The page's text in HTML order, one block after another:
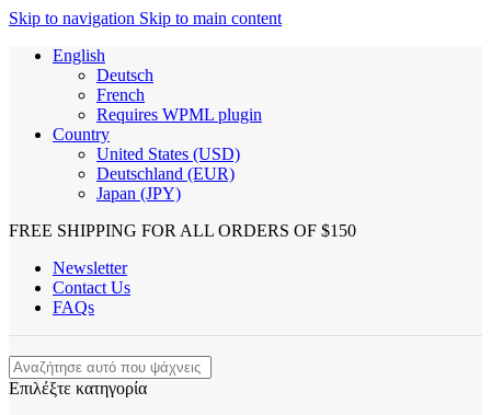
Skip to navigation Skip to main content
English
Deutsch
French
Requires WPML plugin
Country
United States (USD)
Deutschland (EUR)
Japan (JPY)
FREE SHIPPING FOR ALL ORDERS OF $150
Newsletter
Contact Us
FAQs
Επιλέξτε κατηγορία